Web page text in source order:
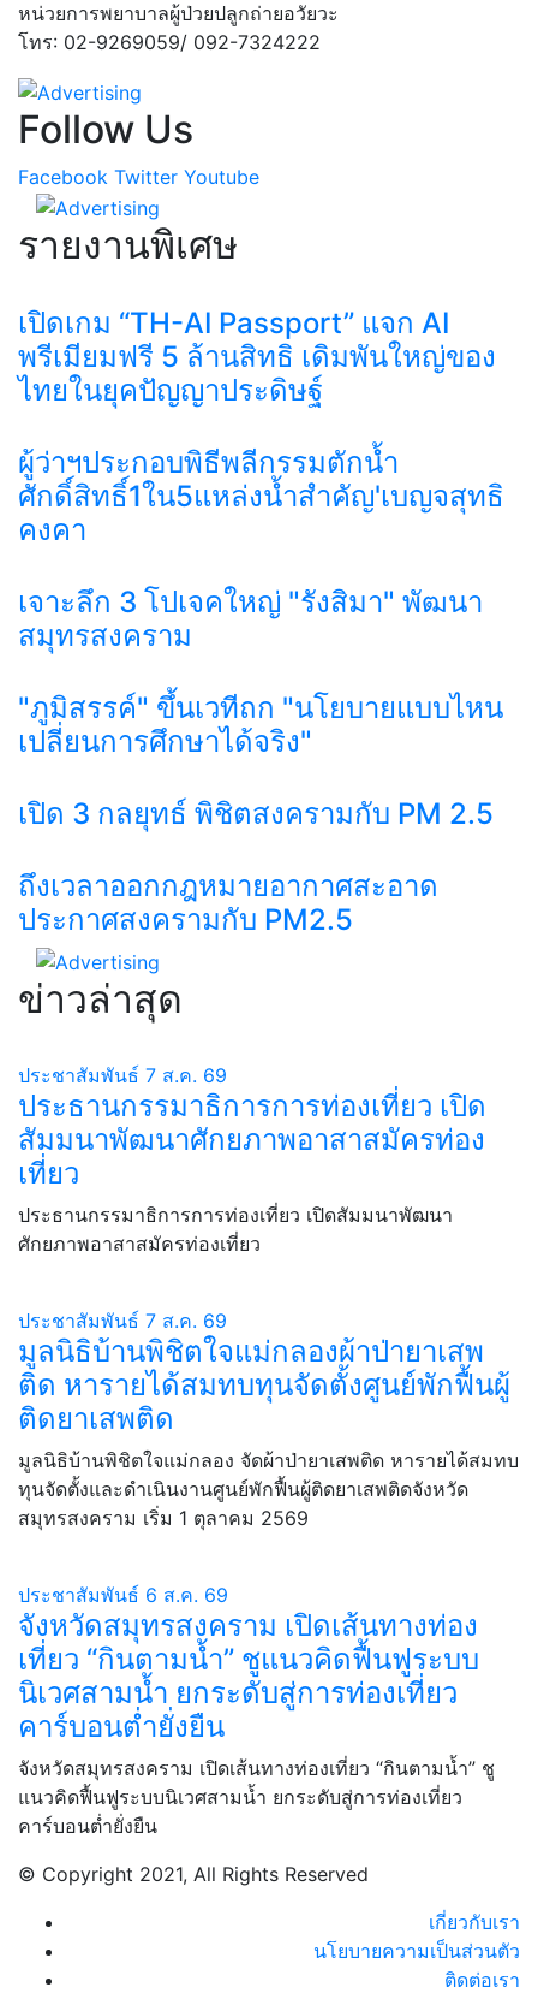
หน่วยการพยาบาลผู้ป่วยปลูกถ่ายอวัยวะ
โทร: 02-9269059/ 092-7324222
Follow Us
Facebook Twitter Youtube
รายงานพิเศษ
เปิดเกม “TH-AI Passport” แจก AI
พรีเมียมฟรี 5 ล้านสิทธิ เดิมพันใหญ่ของ
ไทยในยุคปัญญาประดิษฐ์
ผู้ว่าฯประกอบพิธีพลีกรรมตักน้ำ
ศักดิ์สิทธิ์1ใน5แหล่งน้ำสำคัญ'เบญจสุทธิ
คงคา
เจาะลึก 3 โปเจคใหญ่ "รังสิมา" พัฒนา
สมุทรสงคราม
"ภูมิสรรค์" ขึ้นเวทีถก "นโยบายแบบไหน
เปลี่ยนการศึกษาได้จริง"
เปิด 3 กลยุทธ์ พิชิตสงครามกับ PM 2.5
ถึงเวลาออกกฎหมายอากาศสะอาด
ประกาศสงครามกับ PM2.5
ข่าวล่าสุด
ประชาสัมพันธ์ 7 ส.ค. 69
ประธานกรรมาธิการการท่องเที่ยว เปิด
สัมมนาพัฒนาศักยภาพอาสาสมัครท่อง
เที่ยว
ประธานกรรมาธิการการท่องเที่ยว เปิดสัมมนาพัฒนา
ศักยภาพอาสาสมัครท่องเที่ยว
ประชาสัมพันธ์ 7 ส.ค. 69
มูลนิธิบ้านพิชิตใจแม่กลองผ้าป่ายาเสพ
ติด หารายได้สมทบทุนจัดตั้งศูนย์พักฟื้นผู้
ติดยาเสพติด
มูลนิธิบ้านพิชิตใจแม่กลอง จัดผ้าป่ายาเสพติด หารายได้สมทบ
ทุนจัดตั้งและดำเนินงานศูนย์พักฟื้นผู้ติดยาเสพติดจังหวัด
สมุทรสงคราม เริ่ม 1 ตุลาคม 2569
ประชาสัมพันธ์ 6 ส.ค. 69
จังหวัดสมุทรสงคราม เปิดเส้นทางท่อง
เที่ยว “กินตามน้ำ” ชูแนวคิดฟื้นฟูระบบ
นิเวศสามน้ำ ยกระดับสู่การท่องเที่ยว
คาร์บอนต่ำยั่งยืน
จังหวัดสมุทรสงคราม เปิดเส้นทางท่องเที่ยว “กินตามน้ำ” ชู
แนวคิดฟื้นฟูระบบนิเวศสามน้ำ ยกระดับสู่การท่องเที่ยว
คาร์บอนต่ำยั่งยืน
© Copyright 2021, All Rights Reserved
เกี่ยวกับเรา
นโยบายความเป็นส่วนตัว
ติดต่อเรา